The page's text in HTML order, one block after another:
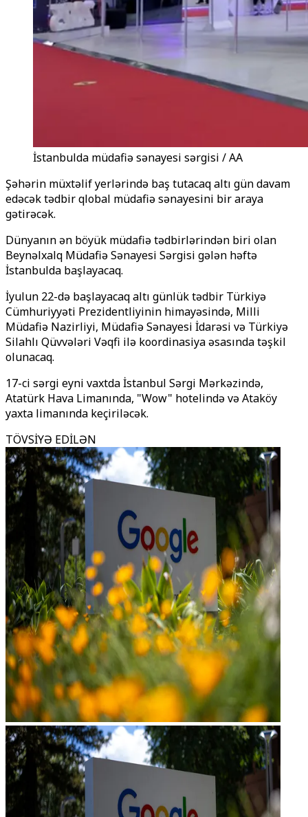
İstanbulda müdafiə sənayesi sərgisi / AA
Şəhərin müxtəlif yerlərində baş tutacaq altı gün davam
edəcək tədbir qlobal müdafiə sənayesini bir araya
gətirəcək.
Dünyanın ən böyük müdafiə tədbirlərindən biri olan
Beynəlxalq Müdafiə Sənayesi Sərgisi gələn həftə
İstanbulda başlayacaq.
İyulun 22-də başlayacaq altı günlük tədbir Türkiyə
Cümhuriyyəti Prezidentliyinin himayəsində, Milli
Müdafiə Nazirliyi, Müdafiə Sənayesi İdarəsi və Türkiyə
Silahlı Qüvvələri Vəqfi ilə koordinasiya əsasında təşkil
olunacaq.
17-ci sərgi eyni vaxtda İstanbul Sərgi Mərkəzində,
Atatürk Hava Limanında, "Wow" hotelində və Ataköy
yaxta limanında keçiriləcək.
TÖVSİYƏ EDİLƏN